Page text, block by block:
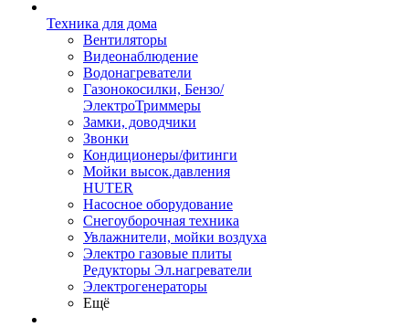
Техника для дома
Вентиляторы
Видеонаблюдение
Водонагреватели
Газонокосилки, Бензо/
ЭлектроТриммеры
Замки, доводчики
Звонки
Кондиционеры/фитинги
Мойки высок.давления
HUTER
Насосное оборудование
Снегоуборочная техника
Увлажнители, мойки воздуха
Электро газовые плиты
Редукторы Эл.нагреватели
Электрогенераторы
Ещё